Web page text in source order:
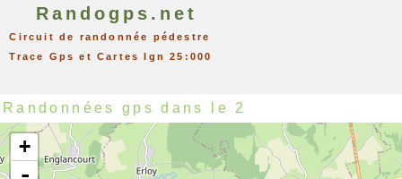
Randogps.net
Circuit de randonnée pédestre
Trace Gps et Cartes Ign 25:000
Randonnées gps dans le 2
+